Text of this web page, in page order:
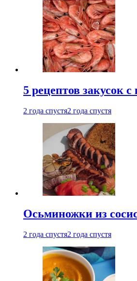
5 рецептов закусок
2 года спустя2 года спустя
Осьминожки из
2 года спустя2 года спустя